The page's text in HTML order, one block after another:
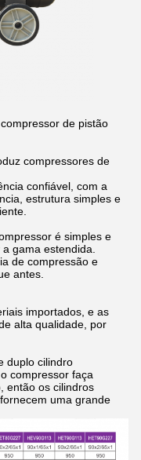
de pistão
compressores de
confiável, com a
estrutura simples e
é simples e
gama estendida.
de compressão e
antes.
importados, e as
alta qualidade, por
duplo cilindro
compressor faça
então os cilindros
uma grande